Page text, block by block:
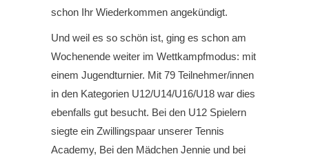
schon Ihr Wiederkommen angekündigt.
Und weil es so schön ist, ging es schon am
Wochenende weiter im Wettkampfmodus: mit
einem Jugendturnier. Mit 79 Teilnehmer/innen
in den Kategorien U12/U14/U16/U18 war dies
ebenfalls gut besucht. Bei den U12 Spielern
siegte ein Zwillingspaar unserer Tennis
Academy, Bei den Mädchen Jennie und bei